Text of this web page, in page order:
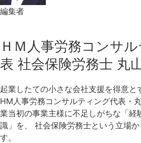
編集者
ＨＭ人事労務コンサ
表 社会保険労務士 丸
起業したての小さな会社支援を得意と
HM人事労務コンサルティング代表・
業当初の事業主様に不足しがちな「経
識」を、 社会保険労務士という立場
す。